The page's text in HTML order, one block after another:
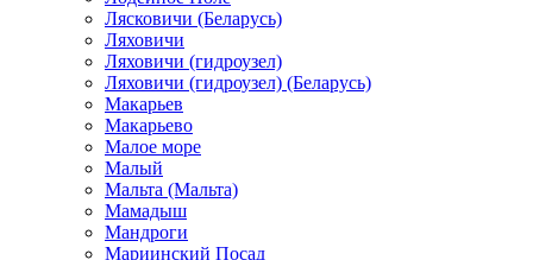
Лясковичи (Беларусь)
Ляховичи
Ляховичи (гидроузел)
Ляховичи (гидроузел) (Беларусь)
Макарьев
Макарьево
Малое море
Малый
Мальта (Мальта)
Мамадыш
Мандроги
Мариинский Посад